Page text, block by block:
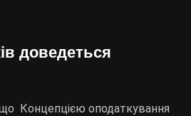
доведеться
Концепцією оподаткування